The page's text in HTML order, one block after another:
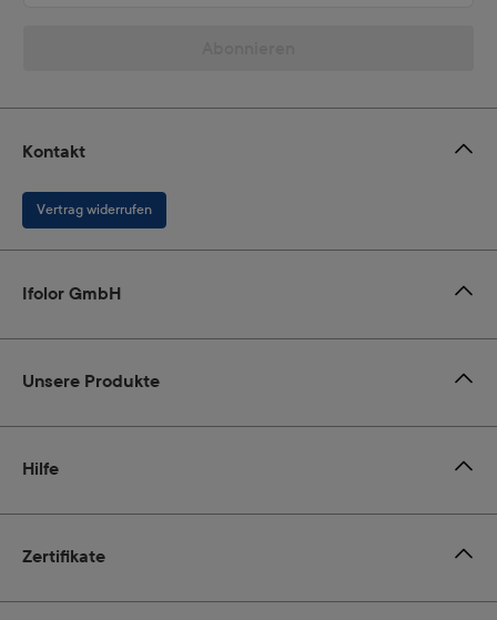
Zertifikate
Kontakt
Vertrag widerrufen
Ifolor GmbH
Unsere Produkte
Hilfe